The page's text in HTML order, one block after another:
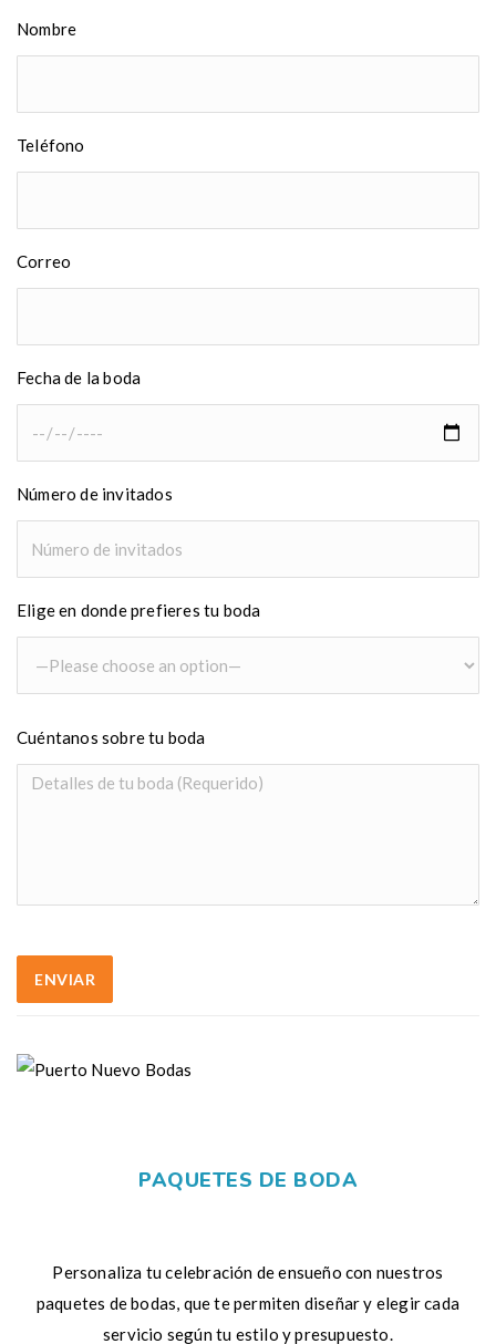
Nombre
Teléfono
Correo
Fecha de la boda
Número de invitados
Elige en donde prefieres tu boda
Cuéntanos sobre tu boda
PAQUETES DE BODA
Personaliza tu celebración de ensueño con nuestros
paquetes de bodas, que te permiten diseñar y elegir cada
servicio según tu estilo y presupuesto.